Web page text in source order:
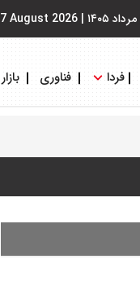
|
7 August 2026
فردا فناوری بازار